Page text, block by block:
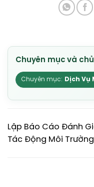
Dịch Vụ
Lập Báo Cáo Đánh
Tác Động Môi Trường